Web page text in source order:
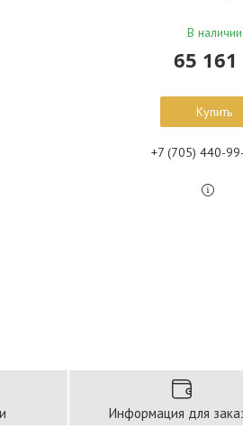
В наличии
65 161
Купить
+7 (705) 440-
Информация для